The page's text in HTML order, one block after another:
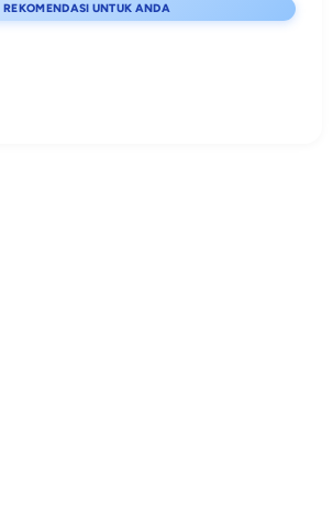
REKOMENDASI UNTUK ANDA